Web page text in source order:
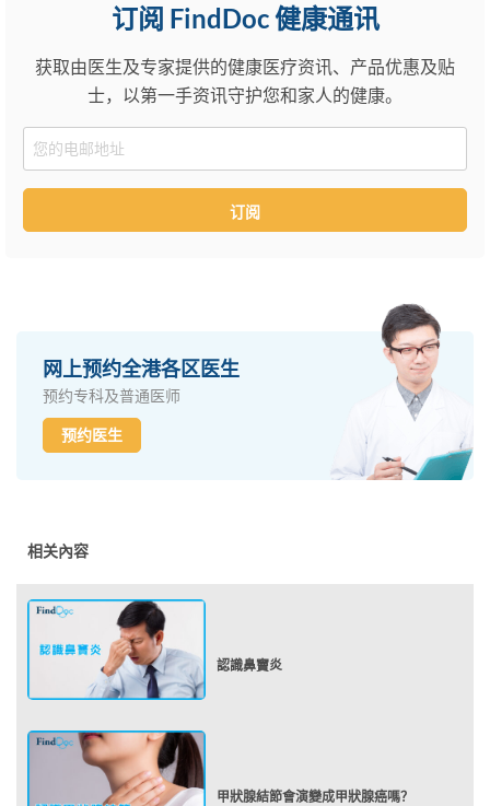
订阅 FindDoc 健康通讯
获取由医生及专家提供的健康医疗资讯、产品优惠及贴
士，以第一手资讯守护您和家人的健康。
Email
订阅
网上预约全港各区医生
预约专科及普通医师
预约医生
相关內容
認識鼻竇炎
甲狀腺結節會演變成甲狀腺癌嗎？